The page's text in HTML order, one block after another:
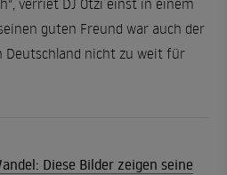
verriet DJ Ötzi einst in einem
guten Freund war auch der
Deutschland nicht zu weit für
Diese Bilder zeigen seine